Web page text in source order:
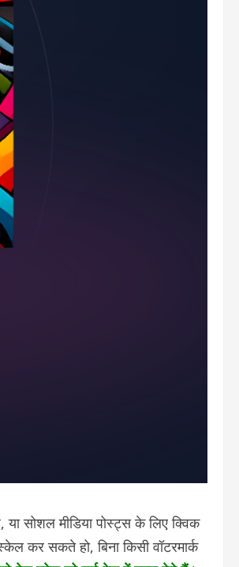
सोशल मीडिया पोस्ट्स के लिए क्विक
कर सकते हो, बिना किसी वॉटरमार्क